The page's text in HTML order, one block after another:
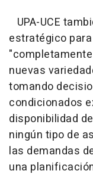
UPA-UCE
estratégico
nuevas
tomando
condicionados
disponibilidad
ningún tipo de
las demandas
una